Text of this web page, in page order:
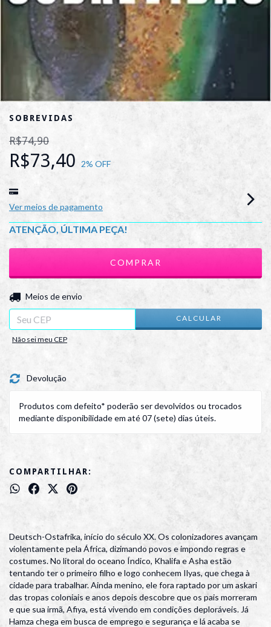
SOBREVIDAS
R$74,90
R$73,40 2% OFF
Ver meios de pagamento
ATENÇÃO, ÚLTIMA PEÇA!
Entregas para o CEP: ALTERAR CEP
Meios de envio
CALCULAR
Não sei meu CEP
Devolução
Produtos com defeito* poderão ser devolvidos ou trocados
mediante disponibilidade em até 07 (sete) dias úteis.
COMPARTILHAR:
Deutsch-Ostafrika, início do século XX. Os colonizadores avançam
violentamente pela África, dizimando povos e impondo regras e
costumes. No litoral do oceano Índico, Khalifa e Asha estão
tentando ter o primeiro filho e logo conhecem Ilyas, que chega à
cidade para trabalhar. Ainda menino, ele fora raptado por um askari
das tropas coloniais e anos depois descobre que os pais morreram
e que sua irmã, Afiya, está vivendo em condições deploráveis. Já
Hamza chega em busca de emprego e segurança e lá acaba se